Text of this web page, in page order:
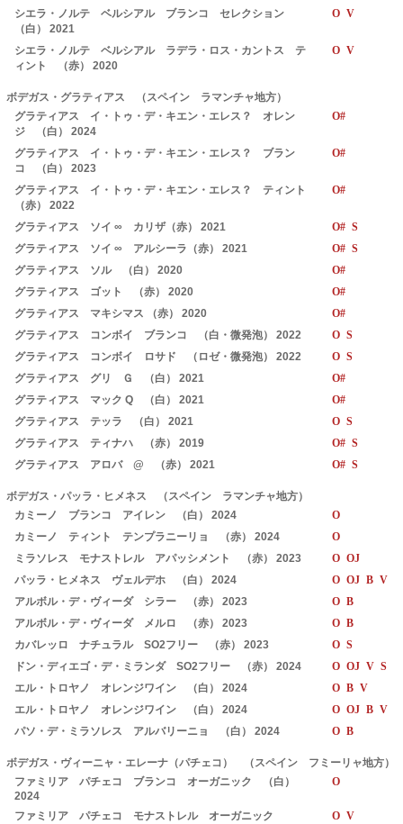
シエラ・ノルテ ベルシアル ブランコ セレクション
（白） 2021
O V
シエラ・ノルテ ベルシアル ラデラ・ロス・カントス テ
ィント （赤） 2020
O V
ボデガス・グラティアス （スペイン ラマンチャ地方）
グラティアス イ・トゥ・デ・キエン・エレス？ オレン
ジ （白） 2024
O#
グラティアス イ・トゥ・デ・キエン・エレス？ ブラン
コ （白） 2023
O#
グラティアス イ・トゥ・デ・キエン・エレス？ ティント
（赤） 2022
O#
グラティアス ソイ ∞ カリザ（赤） 2021
O# S
グラティアス ソイ ∞ アルシーラ（赤） 2021
O# S
グラティアス ソル （白） 2020
O#
グラティアス ゴット （赤） 2020
O#
グラティアス マキシマス （赤） 2020
O#
グラティアス コンボイ ブランコ （白・微発泡） 2022
O S
グラティアス コンボイ ロサド （ロゼ・微発泡） 2022
O S
グラティアス グリ Ｇ （白） 2021
O#
グラティアス マック Q （白） 2021
O#
グラティアス テッラ （白） 2021
O S
グラティアス ティナハ （赤） 2019
O# S
グラティアス アロバ @ （赤） 2021
O# S
ボデガス・パッラ・ヒメネス （スペイン ラマンチャ地方）
カミーノ ブランコ アイレン （白） 2024
O
カミーノ ティント テンプラニーリョ （赤） 2024
O
ミラソレス モナストレル アパッシメント （赤） 2023
O OJ
パッラ・ヒメネス ヴェルデホ （白） 2024
O OJ B V
アルボル・デ・ヴィーダ シラー （赤） 2023
O B
アルボル・デ・ヴィーダ メルロ （赤） 2023
O B
カバレッロ ナチュラル SO2フリー （赤） 2023
O S
ドン・ディエゴ・デ・ミランダ SO2フリー （赤） 2024
O OJ V S
エル・トロヤノ オレンジワイン （白） 2024
O B V
エル・トロヤノ オレンジワイン （白） 2024
O OJ B V
パソ・デ・ミラソレス アルバリーニョ （白） 2024
O B
ボデガス・ヴィーニャ・エレーナ（パチェコ） （スペイン フミーリャ地方）
ファミリア パチェコ ブランコ オーガニック （白）
2024
O
ファミリア パチェコ モナストレル オーガニック
O V